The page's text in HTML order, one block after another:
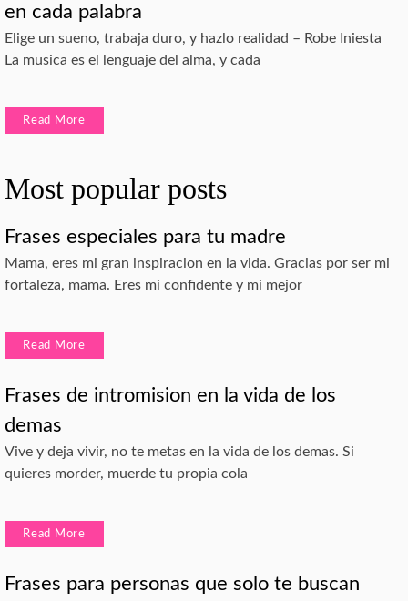
en cada palabra
Elige un sueno, trabaja duro, y hazlo realidad – Robe Iniesta
La musica es el lenguaje del alma, y cada
Read More
Most popular posts
Frases especiales para tu madre
Mama, eres mi gran inspiracion en la vida. Gracias por ser mi
fortaleza, mama. Eres mi confidente y mi mejor
Read More
Frases de intromision en la vida de los
demas
Vive y deja vivir, no te metas en la vida de los demas. Si
quieres morder, muerde tu propia cola
Read More
Frases para personas que solo te buscan